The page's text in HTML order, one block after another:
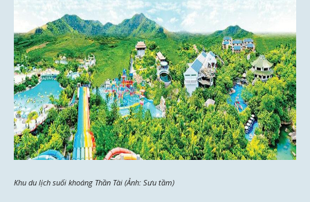
Khu du lịch suối khoáng Thần Tài (Ảnh: Sưu tầm)